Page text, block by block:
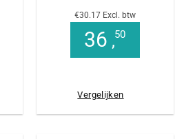
€30.17 Excl. btw
36 ,50
Vergelijken